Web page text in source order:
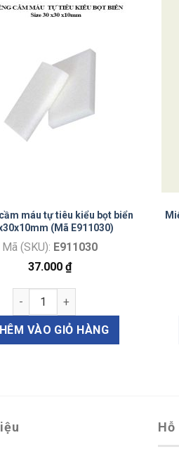
máu tự tiêu kiểu bọt biển
(Mã E911030)
Mã (SKU): E911030
37.000₫
Miếng cầm máu tự tiêu kiểu bọt
VÀO GIỎ HÀNG
miếng/túi) - Mã E910404